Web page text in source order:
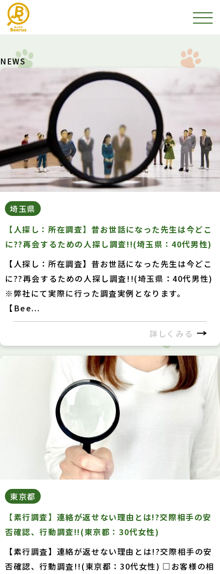
NEWS
埼玉県
【人探し：所在調査】昔お世話になった先生は今どこ
に??再会するための人探し調査!!(埼玉県：40代男性)
【人探し：所在調査】昔お世話になった先生は今どこ
に??再会するための人探し調査!!(埼玉県：40代男性)
※弊社にて実際に行った調査実例となります。
【Bee...
詳しくみる
東京都
【素行調査】連絡が返せない理由とは!?交際相手の安
否確認、行動調査!!(東京都：30代女性)
【素行調査】連絡が返せない理由とは!?交際相手の安
否確認、行動調査!!(東京都：30代女性) □お客様の相